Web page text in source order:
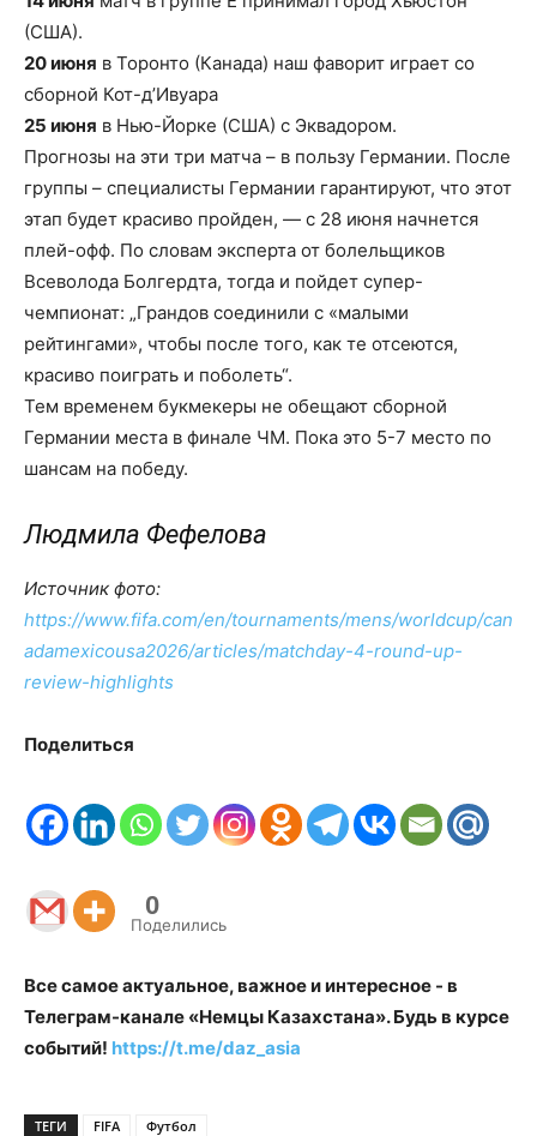
(США).
20 июня в Торонто (Канада) наш фаворит играет со
сборной Кот-д’Ивуара
25 июня в Нью-Йорке (США) с Эквадором.
Прогнозы на эти три матча – в пользу Германии. После
группы – специалисты Германии гарантируют, что этот
этап будет красиво пройден, — с 28 июня начнется
плей-офф. По словам эксперта от болельщиков
Всеволода Болгердта, тогда и пойдет супер-
чемпионат: „Грандов соединили с «малыми
рейтингами», чтобы после того, как те отсеются,
красиво поиграть и поболеть“.
Тем временем букмекеры не обещают сборной
Германии места в финале ЧМ. Пока это 5-7 место по
шансам на победу.
Людмила Фефелова
Источник фото:
https://www.fifa.com/en/tournaments/mens/worldcup/can
adamexicousa2026/articles/matchday-4-round-up-
review-highlights
Поделиться
0
Поделились
Все самое актуальное, важное и интересное - в
Телеграм-канале «Немцы Казахстана». Будь в курсе
событий! https://t.me/daz_asia
ТЕГИ FIFA Футбол